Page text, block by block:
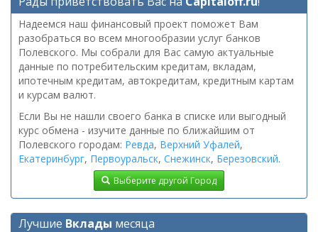
Надеемся наш финансовый проект поможет Вам
разобраться во всем многообразии услуг банков
Полевского. Мы собрали для Вас самую актуальные
данные по потребительским кредитам, вкладам,
ипотечным кредитам, автокредитам, кредитным картам
и курсам валют.
Если Вы не нашли своего банка в списке или выгодный
курс обмена - изучите данные по ближайшим от
Полевского городам: Ревда, Верхний Уфалей,
Екатеринбург, Первоуральск, Снежинск, Березовский.
Выберите другой Город
Лучшие Вклады месяца